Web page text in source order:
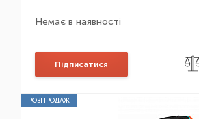
Немає в наявності
Підписатися
РОЗПРОДАЖ